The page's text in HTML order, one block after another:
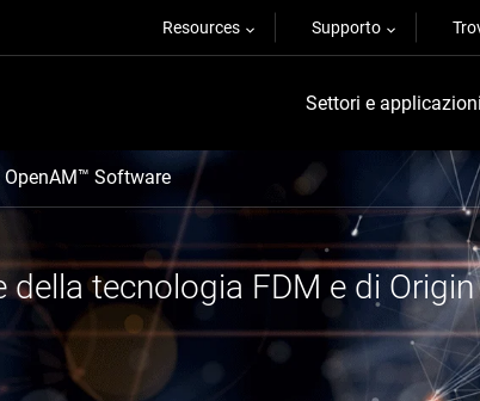
Resources Supporto
Settori e applicazioni
OpenAM™ Software
tecnologia FDM e di